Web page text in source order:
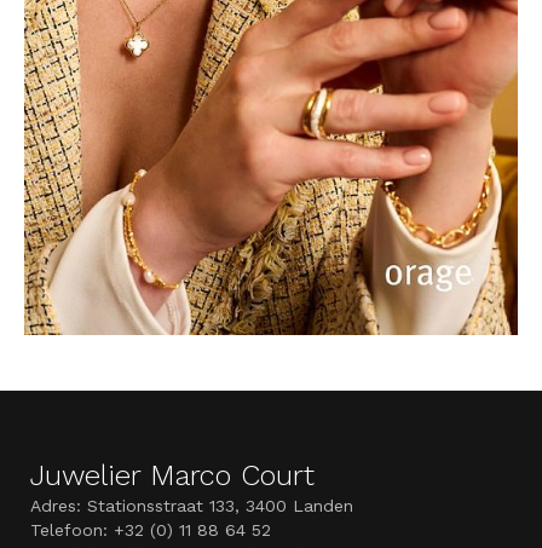
Juwelier Marco Court
Adres: Stationsstraat 133, 3400 Landen
Telefoon: +32 (0) 11 88 64 52